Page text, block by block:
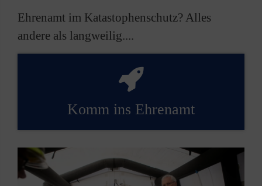
Ehrenamt im Katastophenschutz? Alles
andere als langweilig....
Komm ins Ehrenamt